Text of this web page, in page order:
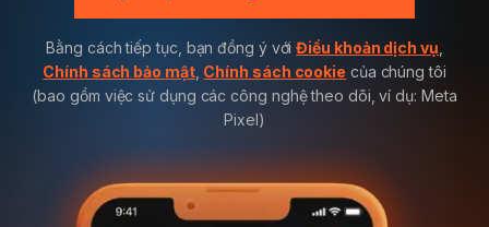
Bằng cách tiếp tục, bạn đồng ý vớiĐiều khoản dịch vụ
Chính sách bảo mật, Chính sách cookie của chúng tôi
(bao gồm việc sử dụng các công nghệ theo dõi, ví dụ: Meta
Pixel)